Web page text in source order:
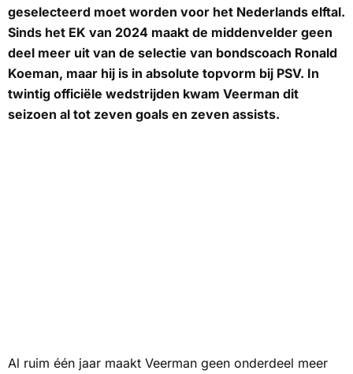
geselecteerd moet worden voor het Nederlands elftal.
Sinds het EK van 2024 maakt de middenvelder geen
deel meer uit van de selectie van bondscoach Ronald
Koeman, maar hij is in absolute topvorm bij PSV. In
twintig officiële wedstrijden kwam Veerman dit
seizoen al tot zeven goals en zeven assists.
Al ruim één jaar maakt Veerman geen onderdeel meer